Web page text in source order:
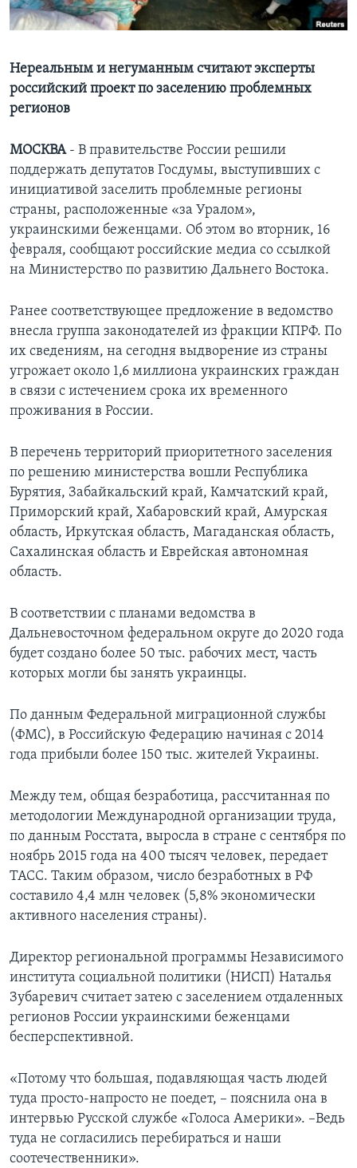
Learning English
СОЦИАЛЬНЫЕ СЕТИ
Языки
Нереальным и негуманным считают эксперты
российский проект по заселению проблемных
регионов
МОСКВА- В правительстве России решили
поддержать депутатов Госдумы, выступивших с
инициативой заселить проблемные регионы
страны, расположенные «за Уралом»,
украинскими беженцами. Об этом во вторник, 16
февраля, сообщают российские медиа со ссылкой
на Министерство по развитию Дальнего Востока.
Ранее соответствующее предложение в ведомство
внесла группа законодателей из фракции КПРФ. По
их сведениям, на сегодня выдворение из страны
угрожает около 1,6 миллиона украинских граждан
в связи с истечением срока их временного
проживания в России.
В перечень территорий приоритетного заселения
по решению министерства вошли Республика
Бурятия, Забайкальский край, Камчатский край,
Приморский край, Хабаровский край, Амурская
область, Иркутская область, Магаданская область,
Сахалинская область и Еврейская автономная
область.
В соответствии с планами ведомства в
Дальневосточном федеральном округе до 2020 года
будет создано более 50 тыс. рабочих мест, часть
которых могли бы занять украинцы.
По данным Федеральной миграционной службы
(ФМС), в Российскую Федерацию начиная с 2014
года прибыли более 150 тыс. жителей Украины.
Между тем, общая безработица, рассчитанная по
методологии Международной организации труда,
по данным Росстата, выросла в стране с сентября по
ноябрь 2015 года на 400 тысяч человек, передает
ТАСС. Таким образом, число безработных в РФ
составило 4,4 млн человек (5,8% экономически
активного населения страны).
Директор региональной программы Независимого
института социальной политики (НИСП) Наталья
Зубаревич считает затею с заселением отдаленных
регионов России украинскими беженцами
бесперспективной.
«Потому что большая, подавляющая часть людей
туда просто-напросто не поедет, – пояснила она в
интервью Русской службе «Голоса Америки». –Ведь
туда не согласились перебираться и наши
соотечественники».